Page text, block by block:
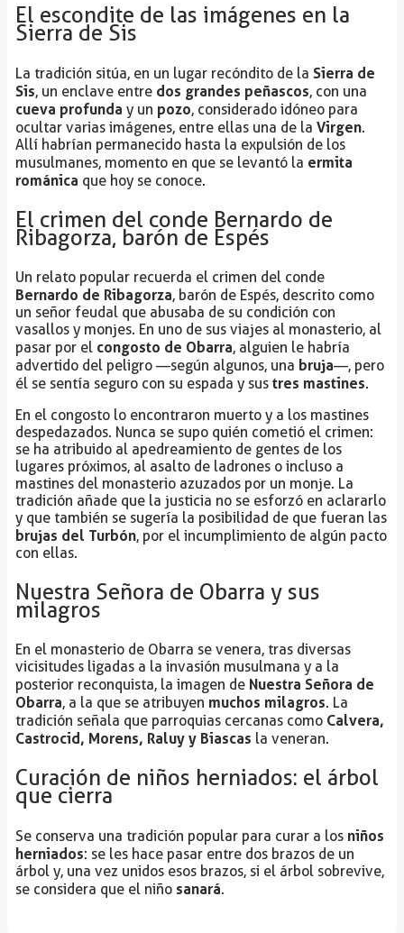
El escondite de las imágenes en la
Sierra de Sis
La tradición sitúa, en un lugar recóndito de la Sierra de
Sis, un enclave entre dos grandes peñascos, con una
cueva profunda y un pozo, considerado idóneo para
ocultar varias imágenes, entre ellas una de la Virgen.
Allí habrían permanecido hasta la expulsión de los
musulmanes, momento en que se levantó la ermita
románica que hoy se conoce.
El crimen del conde Bernardo de
Ribagorza, barón de Espés
Un relato popular recuerda el crimen del conde
Bernardo de Ribagorza, barón de Espés, descrito como
un señor feudal que abusaba de su condición con
vasallos y monjes. En uno de sus viajes al monasterio, al
pasar por el congosto de Obarra, alguien le habría
advertido del peligro —según algunos, una bruja—, pero
él se sentía seguro con su espada y sus tres mastines.
En el congosto lo encontraron muerto y a los mastines
despedazados. Nunca se supo quién cometió el crimen:
se ha atribuido al apedreamiento de gentes de los
lugares próximos, al asalto de ladrones o incluso a
mastines del monasterio azuzados por un monje. La
tradición añade que la justicia no se esforzó en aclararlo
y que también se sugería la posibilidad de que fueran las
brujas del Turbón, por el incumplimiento de algún pacto
con ellas.
Nuestra Señora de Obarra y sus
milagros
En el monasterio de Obarra se venera, tras diversas
vicisitudes ligadas a la invasión musulmana y a la
posterior reconquista, la imagen de Nuestra Señora de
Obarra, a la que se atribuyen muchos milagros. La
tradición señala que parroquias cercanas como Calvera,
Castrocid, Morens, Raluy y Biascas la veneran.
Curación de niños herniados: el árbol
que cierra
Se conserva una tradición popular para curar a los niños
herniados: se les hace pasar entre dos brazos de un
árbol y, una vez unidos esos brazos, si el árbol sobrevive,
se considera que el niño sanará.